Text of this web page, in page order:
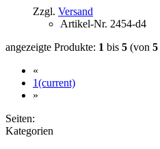
Zzgl. Versand
Artikel-Nr. 2454-d4
angezeigte Produkte: 1 bis 5 (von 5
«
1(current)
»
Seiten:
Kategorien